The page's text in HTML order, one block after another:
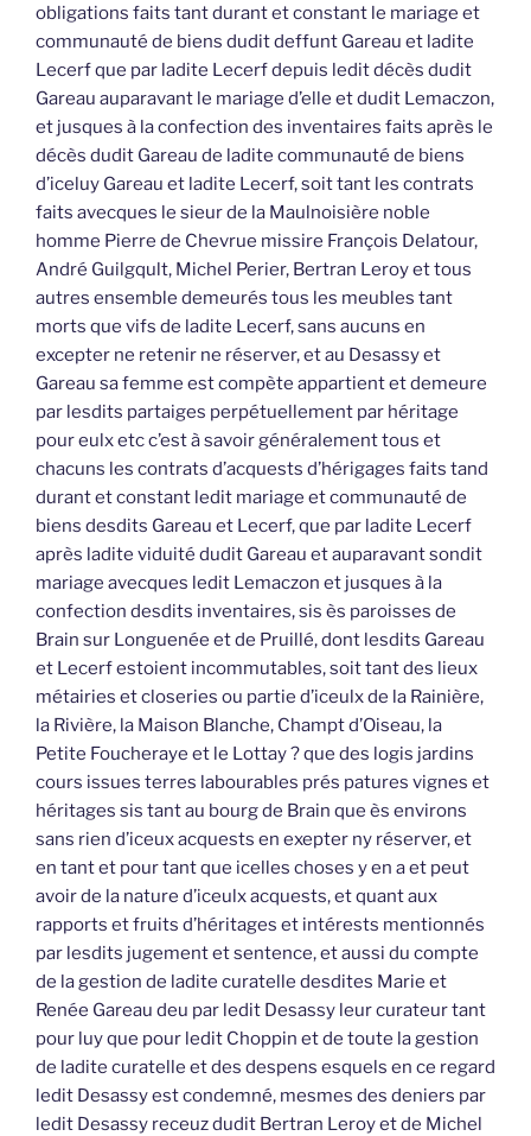
obligations faits tant durant et constant le mariage et
communauté de biens dudit deffunt Gareau et ladite
Lecerf que par ladite Lecerf depuis ledit décès dudit
Gareau auparavant le mariage d’elle et dudit Lemaczon,
et jusques à la confection des inventaires faits après le
décès dudit Gareau de ladite communauté de biens
d’iceluy Gareau et ladite Lecerf, soit tant les contrats
faits avecques le sieur de la Maulnoisière noble
homme Pierre de Chevrue missire François Delatour,
André Guilgqult, Michel Perier, Bertran Leroy et tous
autres ensemble demeurés tous les meubles tant
morts que vifs de ladite Lecerf, sans aucuns en
excepter ne retenir ne réserver, et au Desassy et
Gareau sa femme est compète appartient et demeure
par lesdits partaiges perpétuellement par héritage
pour eulx etc c’est à savoir généralement tous et
chacuns les contrats d’acquests d’hérigages faits tand
durant et constant ledit mariage et communauté de
biens desdits Gareau et Lecerf, que par ladite Lecerf
après ladite viduité dudit Gareau et auparavant sondit
mariage avecques ledit Lemaczon et jusques à la
confection desdits inventaires, sis ès paroisses de
Brain sur Longuenée et de Pruillé, dont lesdits Gareau
et Lecerf estoient incommutables, soit tant des lieux
métairies et closeries ou partie d’iceulx de la Rainière,
la Rivière, la Maison Blanche, Champt d’Oiseau, la
Petite Foucheraye et le Lottay ? que des logis jardins
cours issues terres labourables prés patures vignes et
héritages sis tant au bourg de Brain que ès environs
sans rien d’iceux acquests en exepter ny réserver, et
en tant et pour tant que icelles choses y en a et peut
avoir de la nature d’iceulx acquests, et quant aux
rapports et fruits d’héritages et intérests mentionnés
par lesdits jugement et sentence, et aussi du compte
de la gestion de ladite curatelle desdites Marie et
Renée Gareau deu par ledit Desassy leur curateur tant
pour luy que pour ledit Choppin et de toute la gestion
de ladite curatelle et des despens esquels en ce regard
ledit Desassy est condemné, mesmes des deniers par
ledit Desassy receuz dudit Bertran Leroy et de Michel